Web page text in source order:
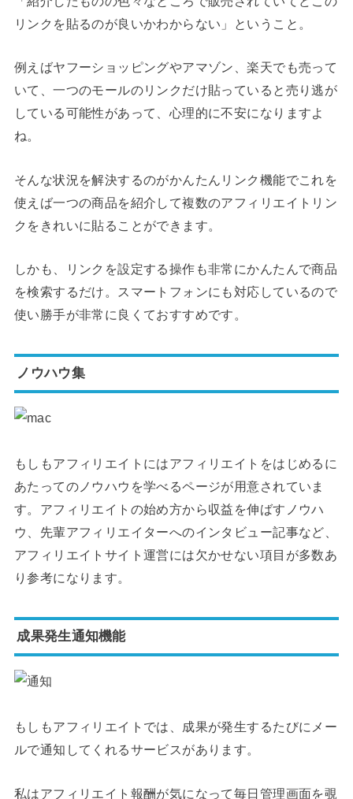
リンクを貼るのが良いかわからない」ということ。
例えばヤフーショッピングやアマゾン、楽天でも売って
いて、一つのモールのリンクだけ貼っていると売り逃が
している可能性があって、心理的に不安になりますよ
ね。
そんな状況を解決するのがかんたんリンク機能でこれを
使えば一つの商品を紹介して複数のアフィリエイトリン
クをきれいに貼ることができます。
しかも、リンクを設定する操作も非常にかんたんで商品
を検索するだけ。スマートフォンにも対応しているので
使い勝手が非常に良くておすすめです。
ノウハウ集
もしもアフィリエイトにはアフィリエイトをはじめるに
あたってのノウハウを学べるページが用意されていま
す。アフィリエイトの始め方から収益を伸ばすノウハ
ウ、先輩アフィリエイターへのインタビュー記事など、
アフィリエイトサイト運営には欠かせない項目が多数あ
り参考になります。
成果発生通知機能
もしもアフィリエイトでは、成果が発生するたびにメー
ルで通知してくれるサービスがあります。
私はアフィリエイト報酬が気になって毎日管理画面を覗